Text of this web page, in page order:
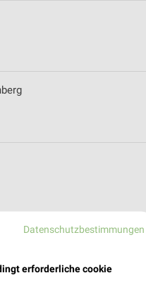
Datenschutzbestimmungen
erforderliche cookie